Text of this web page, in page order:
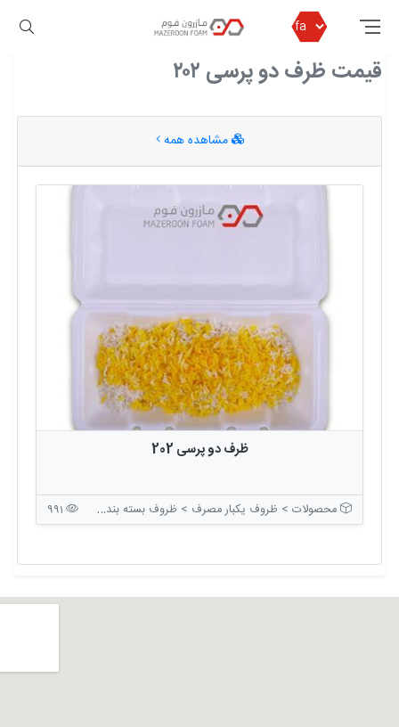
مازرون فوم قیمت ظرف دو پرسی ۲۰۲
قیمت ظرف دو پرسی ۲۰۲
مشاهده همه
ظرف دو پرسی 202
محصولات > ظروف یکبار مصرف > ظروف بسته بندی درب دار